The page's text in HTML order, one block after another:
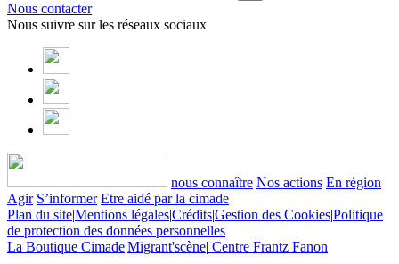
Nous contacter
Nous suivre sur les réseaux sociaux
nous connaître Nos actions En région
Agir S’informer Etre aidé par la cimade
Plan du site|Mentions légales|Crédits|Gestion des Cookies|Politique
de protection des données personnelles
La Boutique Cimade|Migrant'scène| Centre Frantz Fanon